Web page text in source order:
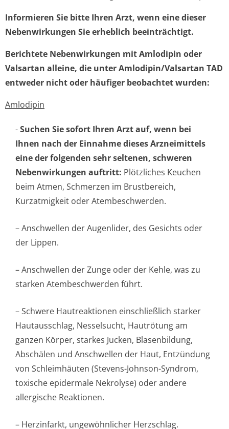
Informieren Sie bitte Ihren Arzt, wenn eine dieser
Nebenwirkungen Sie erheblich beeinträchtigt.
Berichtete Nebenwirkungen mit Amlodipin oder
Valsartan alleine, die unter Amlodipin/Valsartan TAD
entweder nicht oder häufiger beobachtet wurden:
Amlodipin
-Suchen Sie sofort Ihren Arzt auf, wenn bei
Ihnen nach der Einnahme dieses Arzneimittels
eine der folgenden sehr seltenen, schweren
Nebenwirkungen auftritt: Plötzliches Keuchen
beim Atmen, Schmerzen im Brustbereich,
Kurzatmigkeit oder Atembeschwerden.
– Anschwellen der Augenlider, des Gesichts oder
der Lippen.
– Anschwellen der Zunge oder der Kehle, was zu
starken Atembeschwerden führt.
– Schwere Hautreaktionen einschließlich starker
Hautausschlag, Nesselsucht, Hautrötung am
ganzen Körper, starkes Jucken, Blasenbildung,
Abschälen und Anschwellen der Haut, Entzündung
von Schleimhäuten (Stevens-Johnson-Syndrom,
toxische epidermale Nekrolyse) oder andere
allergische Reaktionen.
– Herzinfarkt, ungewöhnlicher Herzschlag.